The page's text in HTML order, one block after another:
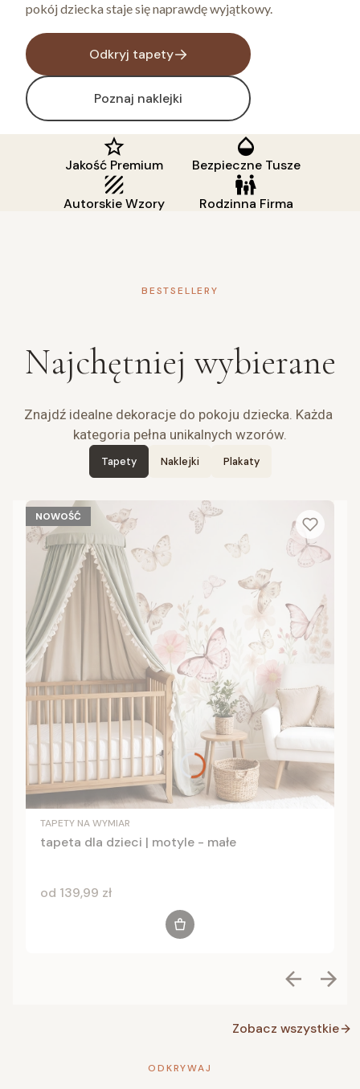
pokój dziecka staje się naprawdę wyjątkowy.
Odkryj tapety
Poznaj naklejki
Jakość Premium Bezpieczne Tusze
Autorskie Wzory Rodzinna Firma
BESTSELLERY
Najchętniej wybierane
Znajdź idealne dekoracje do pokoju dziecka. Każda
kategoria pełna unikalnych wzorów.
Tapety Naklejki Plakaty
Zobacz wszystkie
NOWOŚĆ
TAPETY NA WYMIAR
tapeta dla dzieci | motyle - małe
Cena
od 139,99 zł
ODKRYWAJ